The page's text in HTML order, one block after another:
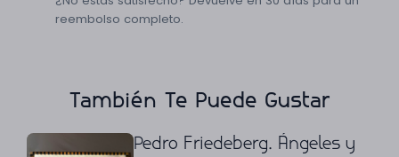
reembolso completo.
También Te Puede Gustar
Pedro Friedeberg. Ángeles y